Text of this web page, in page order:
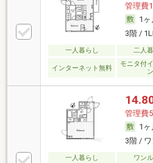
管理費
1ヶ
3階 /
一人暮らし 二人
インターネット無料
モニタ付
ン
管理費
1ヶ
3階 /
一人暮らし ワン